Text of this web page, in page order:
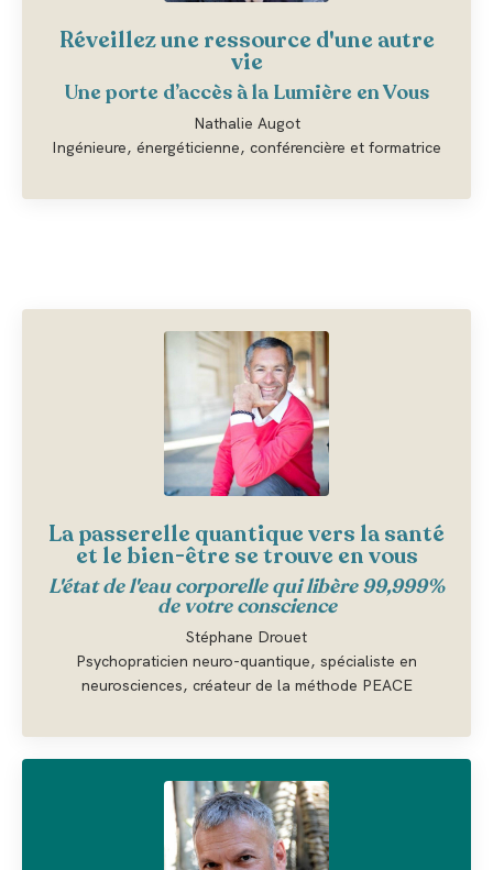
Réveillez une ressource d'une autre
vie
Une porte d’accès à la Lumière en Vous
Nathalie Augot
Ingénieure, énergéticienne, conférencière et formatrice
La passerelle quantique vers la santé
et le bien-être se trouve en vous
L'état de l'eau corporelle qui libère 99,999%
de votre conscience
Stéphane Drouet
Psychopraticien neuro-quantique, spécialiste en
neurosciences, créateur de la méthode PEACE